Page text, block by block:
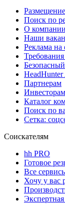
Поиск по
О компании
Наши
Реклама на
Партнерам
Инвесторам
Каталог
Поиск по
Сетка:
Соискателям
hh PRO
Готовое
Все
Хочу у вас